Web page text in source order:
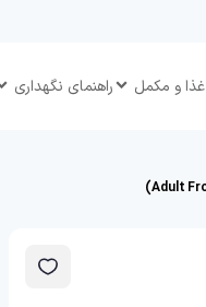
غذا و مکمل راهنمای نگهداری